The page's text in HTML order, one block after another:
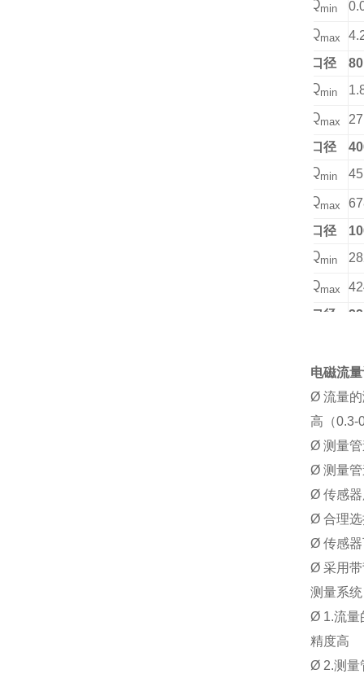
Qmin
Qmax
口径
80
Qmin
Qmax
口径
Qmin
Qmax
口径
Qmin
Qmax
口径
Qmax
电磁流
Ø 流量
高（0.3-
Ø 测量
Ø 测量
Ø 传感
Ø 合理
Ø 传感
Ø 采用
测量系
Ø 1.流量
精度高
Ø 2.测量